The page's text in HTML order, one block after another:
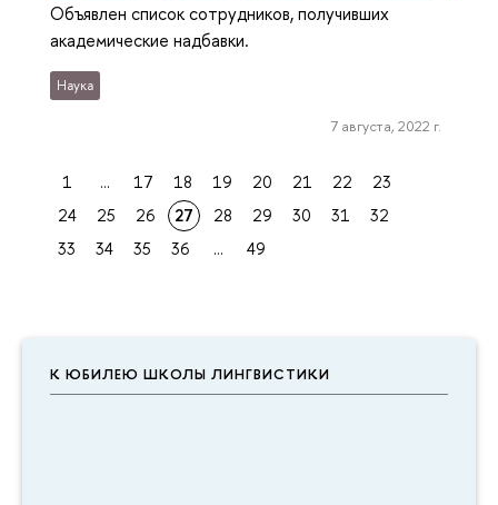
К ЮБИЛЕЮ ШКОЛЫ ЛИНГВИСТИКИ
Объявлен список сотрудников, получивших
академические надбавки.
Наука
7 августа, 2022 г.
1 ... 17 18 19 20 21 22
23
24
25 26 27 28 29 30 31
32
33
34 35 36 ... 49